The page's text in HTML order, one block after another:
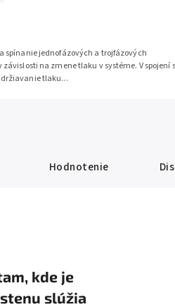
spínanie jednofázových a trojfázových
na zmene tlaku v systéme. V spojení s
tlaku...
Hodnotenie
kde je
slúžia